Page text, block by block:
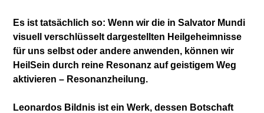
Es ist tatsächlich so: Wenn wir die in Salvator Mundi
visuell verschlüsselt dargestellten Heilgeheimnisse
für uns selbst oder andere anwenden, können wir
HeilSein durch reine Resonanz auf geistigem Weg
aktivieren – Resonanzheilung.
Leonardos Bildnis ist ein Werk, dessen Botschaft